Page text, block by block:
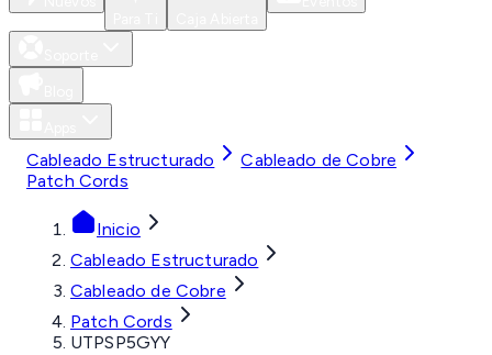
Cableado Estructurado
Cableado de Cobre
Patch Cords
Inicio
Cableado Estructurado
Cableado de Cobre
Patch Cords
UTPSP5GYY